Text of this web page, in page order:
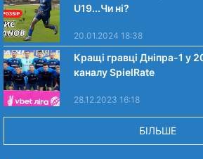
U19...Чи нi?
20.01.2024 18:38
Кращі гравці Дніпра-1 у
каналу SpielRate
28.12.2023 16:18
БІЛЬШЕ